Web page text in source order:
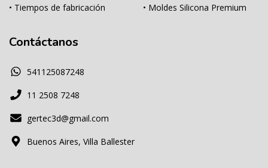
• Tiempos de fabricación • Moldes Silicona Premium
Contáctanos
541125087248
11 2508 7248
gertec3d@gmail.com
Buenos Aires, Villa Ballester